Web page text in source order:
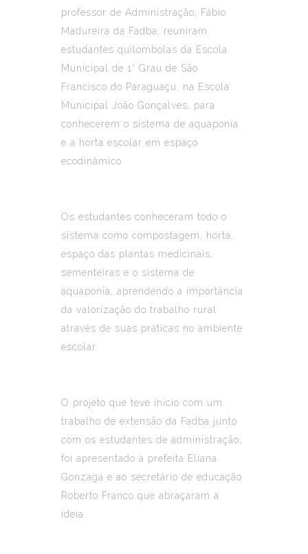
professor de Administração, Fábio
Madureira da Fadba, reuniram
estudantes quilombolas da Escola
Municipal de 1° Grau de São
Francisco do Paraguaçu, na Escola
Municipal João Gonçalves, para
conhecerem o sistema de aquaponia
e a horta escolar em espaço
ecodinâmico.
Os estudantes conheceram todo o
sistema como compostagem, horta,
espaço das plantas medicinais,
sementeiras e o sistema de
aquaponia, aprendendo a importância
da valorização do trabalho rural
através de suas práticas no ambiente
escolar.
O projeto que teve início com um
trabalho de extensão da Fadba junto
com os estudantes de administração,
foi apresentado à prefeita Eliana
Gonzaga e ao secretário de educação
Roberto Franco que abraçaram a
ideia.